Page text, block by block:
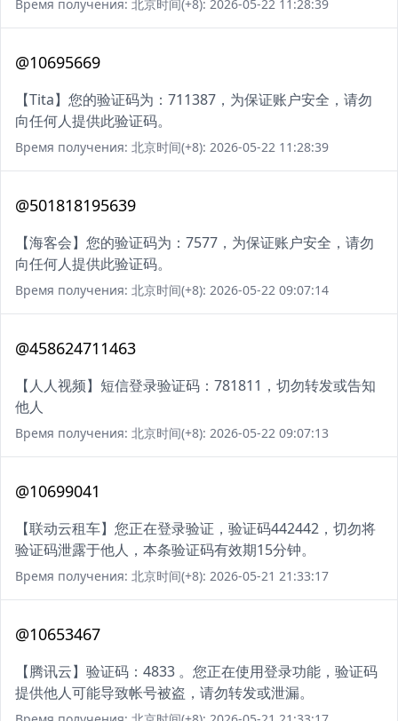
Время получения: 北京时间(+8): 2026-05-22 11:28:39
@10695669
【Tita】您的验证码为：711387，为保证账户安全，请勿
向任何人提供此验证码。
Время получения: 北京时间(+8): 2026-05-22 11:28:39
@501818195639
【海客会】您的验证码为：7577，为保证账户安全，请勿
向任何人提供此验证码。
Время получения: 北京时间(+8): 2026-05-22 09:07:14
@458624711463
【人人视频】短信登录验证码：781811，切勿转发或告知
他人
Время получения: 北京时间(+8): 2026-05-22 09:07:13
@10699041
【联动云租车】您正在登录验证，验证码442442，切勿将
验证码泄露于他人，本条验证码有效期15分钟。
Время получения: 北京时间(+8): 2026-05-21 21:33:17
@10653467
【腾讯云】验证码：4833 。您正在使用登录功能，验证码
提供他人可能导致帐号被盗，请勿转发或泄漏。